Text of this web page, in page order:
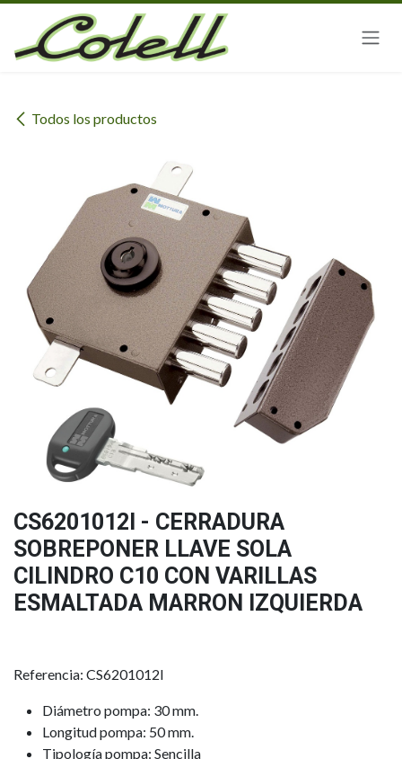
Ir al contenido
Todos los productos
CS6201012I - CERRADURA
SOBREPONER LLAVE SOLA
CILINDRO C10 CON VARILLAS
ESMALTADA MARRON IZQUIERDA
Referencia: CS6201012I
Diámetro pompa: 30 mm.
Longitud pompa: 50 mm.
Tipología pompa: Sencilla